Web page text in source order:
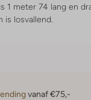
1 meter 74 lang en
is losvallend
vanaf €75,-